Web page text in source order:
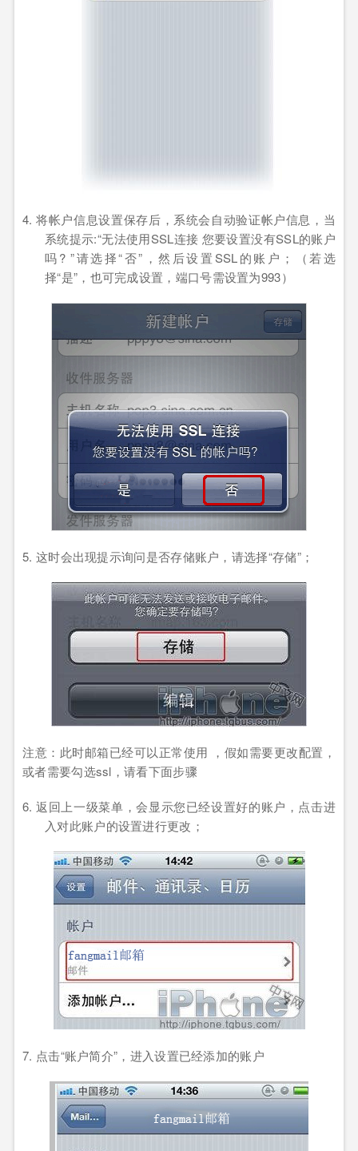
4. 将帐户信息设置保存后，系统会自动验证帐户信息，当
系统提示:“无法使用SSL连接 您要设置没有SSL的账户
吗? ”请选择“否” ，然后设置SSL的账户；（若选
择“是” ，也可完成设置，端口号需设置为993）
5. 这时会出现提示询问是否存储账户，请选择“存储”；
注意：此时邮箱已经可以正常使用 ，假如需要更改配置，
或者需要勾选ssl ，请看下面步骤
6. 返回上一级菜单，会显示您已经设置好的账户，点击进
入对此账户的设置进行更改；
7. 点击“账户简介” ，进入设置已经添加的账户